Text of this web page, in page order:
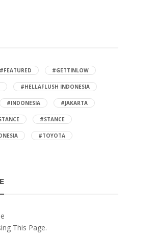
ALBUM ,
JAPANESE
SHOW-CASE ,
,STYLED
,TOYOTA,
2000
LGX
#FEATURED #GETTINLOW
#HELLAFLUSH INDONESIA
#INDONESIA #JAKARTA
#STANCE
#TOYOTA
This Page.